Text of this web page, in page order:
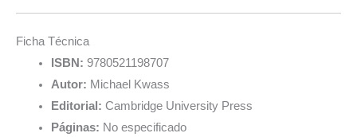
Ficha Técnica
ISBN: 9780521198707
Autor: Michael Kwass
Editorial: Cambridge University Press
Páginas: No especificado